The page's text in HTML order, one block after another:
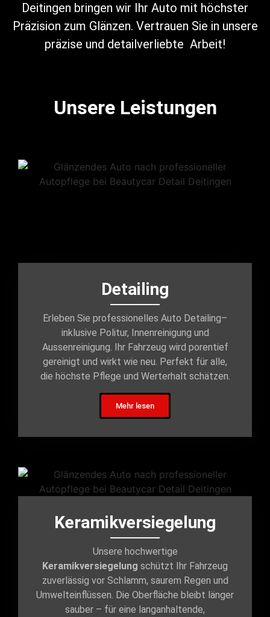
Deitingen bringen wir Ihr Auto mit höchster
Präzision zum Glänzen. Vertrauen Sie in unsere
präzise und detailverliebte Arbeit!
Unsere Leistungen
Detailing
Erleben Sie professionelles Auto Detailing–
inklusive Politur, Innenreinigung und
Aussenreinigung. Ihr Fahrzeug wird porentief
gereinigt und wirkt wie neu. Perfekt für alle,
die höchste Pflege und Werterhalt schätzen.
Mehr lesen
Keramikversiegelung
Unsere hochwertige
Keramikversiegelung schützt Ihr Fahrzeug
zuverlässig vor Schlamm, saurem Regen und
Umwelteinflüssen. Die Oberfläche bleibt länger
sauber – für eine langanhaltende,